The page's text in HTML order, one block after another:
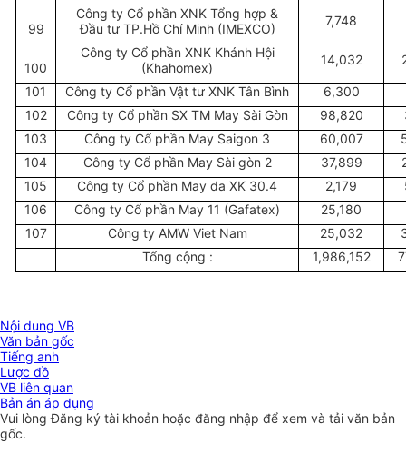
99
Công ty Cổ phần XNK Tổng hợp &
Đầu tư TP.Hồ Chí Minh (IMEXCO)
7,748
100
Công ty Cổ phần XNK Khánh Hội
(Khahomex)
14,032
101 Công ty Cổ phần Vật tư XNK Tân Bình
6,300
102
Công ty Cổ phần SX TM May Sài Gòn 98,820
103
Công ty Cổ phần May Saigon 3 60,007
104
Công ty Cổ phần May Sài gòn 2 37,899
105
Công ty Cổ phần May da XK 30.4 2,179
106
Công ty Cổ phần May 11 (Gafatex) 25,180
107
Công ty AMW Viet Nam 25,032
Tổng cộng :
1,986,152
Nội dung VB
Văn bản gốc
Tiếng anh
Lược đồ
VB liên quan
Bản án áp dụng
Vui lòngĐăng ký tài khoản hoặc đăng nhập để xem và tải văn bản
gốc.